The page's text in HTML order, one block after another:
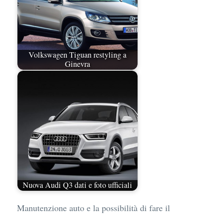
Volkswagen Tiguan restyling a
Ginevra
Nuova Audi Q3 dati e foto ufficiali
Manutenzione auto e la possibilità di fare il